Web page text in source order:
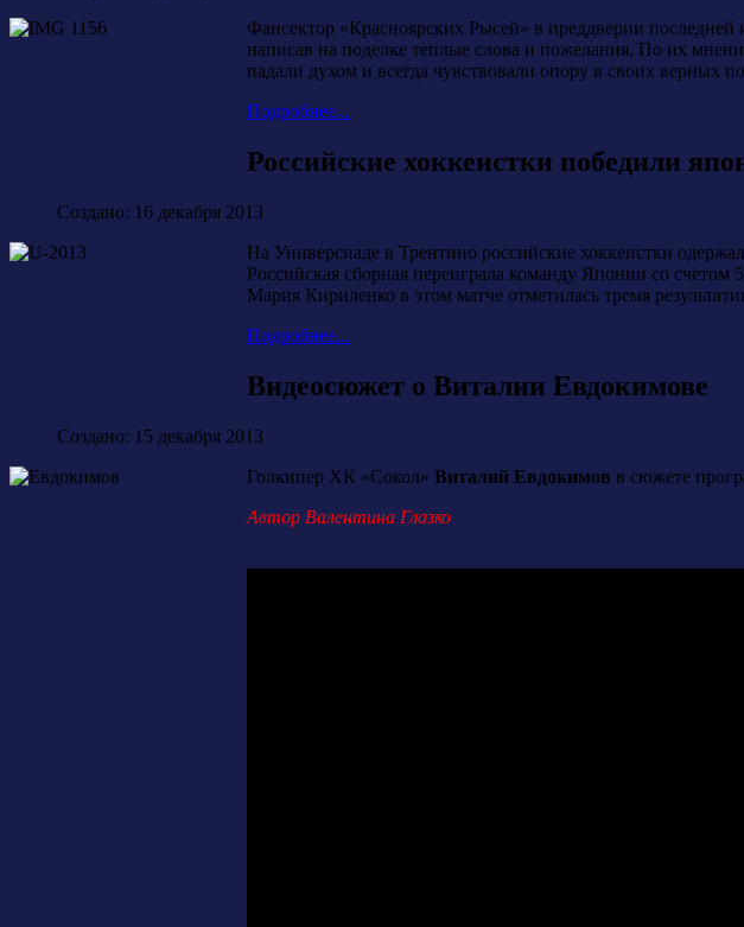
Фансектор «Красноярских Рысей» в преддверии
написав на поделке теплые слова и пожелания. По их
падали духом и всегда чувствовали опору в своих верных
Подробнее...
Российские хоккеистки победили
Создано: 16 декабря 2013
На Универсиаде в Трентино российские хоккеистки
Российская сборная переиграла команду Японии со
Мария Кириленко в этом матче отметилась тремя
Подробнее...
Видеосюжет о Виталии Евдокимове
Создано: 15 декабря 2013
Голкипер ХК «Сокол» Виталий Евдокимов в сюжете
Автор Валентина Глазко